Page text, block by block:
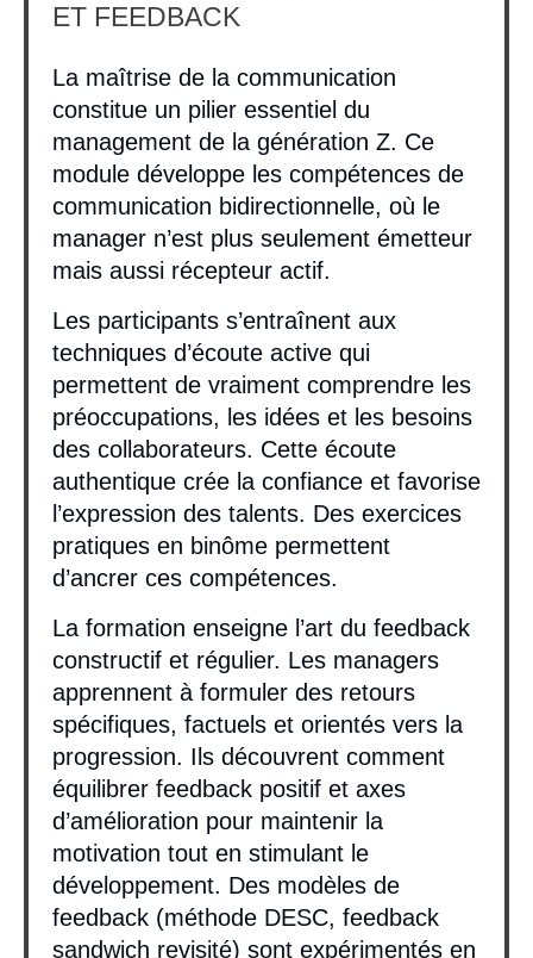
ET FEEDBACK
La maîtrise de la communication
constitue un pilier essentiel du
management de la génération Z. Ce
module développe les compétences de
communication bidirectionnelle, où le
manager n’est plus seulement émetteur
mais aussi récepteur actif.
Les participants s’entraînent aux
techniques d’écoute active qui
permettent de vraiment comprendre les
préoccupations, les idées et les besoins
des collaborateurs. Cette écoute
authentique crée la confiance et favorise
l’expression des talents. Des exercices
pratiques en binôme permettent
d’ancrer ces compétences.
La formation enseigne l’art du feedback
constructif et régulier. Les managers
apprennent à formuler des retours
spécifiques, factuels et orientés vers la
progression. Ils découvrent comment
équilibrer feedback positif et axes
d’amélioration pour maintenir la
motivation tout en stimulant le
développement. Des modèles de
feedback (méthode DESC, feedback
sandwich revisité) sont expérimentés en